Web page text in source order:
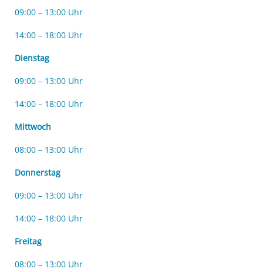
09:00 – 13:00 Uhr
14:00 – 18:00 Uhr
Dienstag
09:00 – 13:00 Uhr
14:00 – 18:00 Uhr
Mittwoch
08:00 – 13:00 Uhr
Donnerstag
09:00 – 13:00 Uhr
14:00 – 18:00 Uhr
Freitag
08:00 – 13:00 Uhr